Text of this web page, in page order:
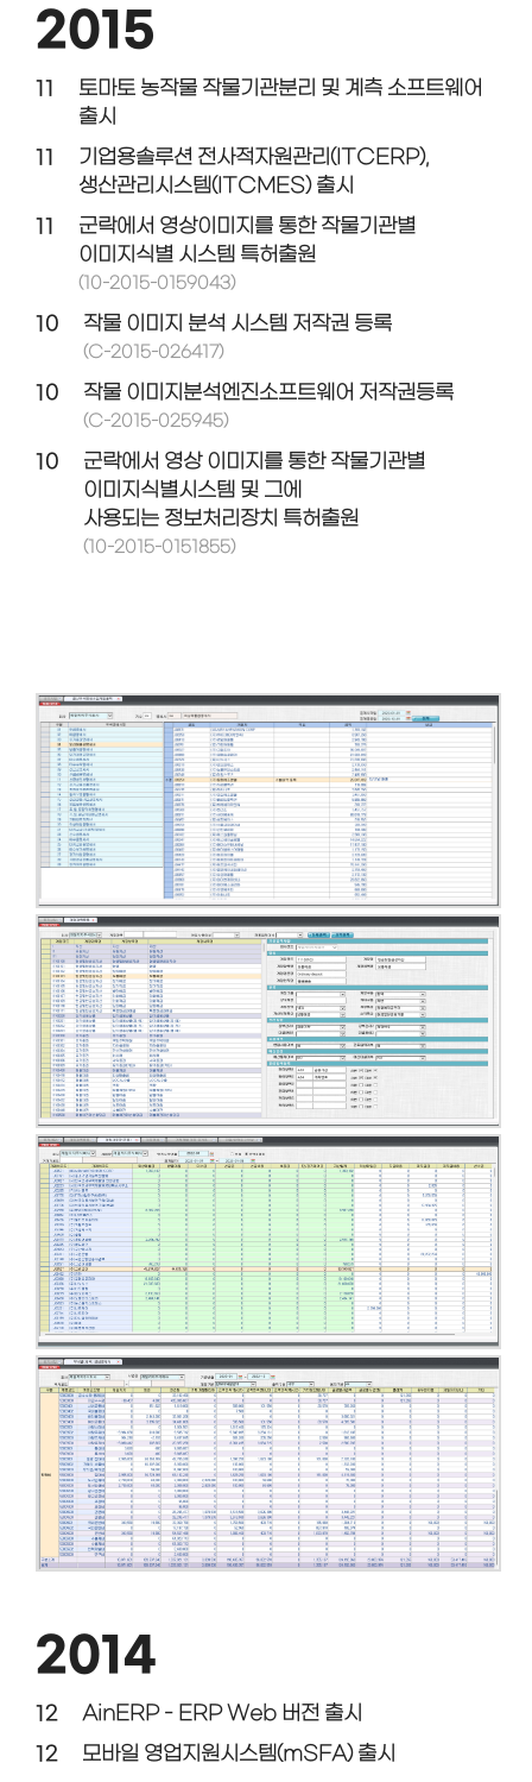
2015
11
토마토 농작물 작물기관분리 및 계측 소프트웨어
출시
11
기업용솔루션 전사적자원관리(ITCERP),
생산관리시스템(ITCMES) 출시
11
군락에서 영상이미지를 통한 작물기관별
이미지식별 시스템 특허출원
(10-2015-0159043)
10 작물 이미지 분석 시스템 저작권 등록
(C-2015-026417)
10 작물 이미지분석엔진소프트웨어 저작권등록
(C-2015-025945)
10
군락에서 영상 이미지를 통한 작물기관별
이미지식별시스템 및 그에
사용되는 정보처리장치 특허출원
(10-2015-0151855)
2014
12
AinERP - ERP Web 버전 출시
12
모바일 영업지원시스템(mSFA) 출시